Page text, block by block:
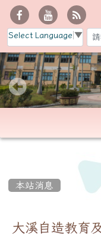
Select Language ▼
本站消息
大溪自造教育